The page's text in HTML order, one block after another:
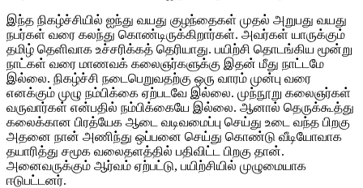
இந்த நிகழ்ச்சியில் ஐந்து வயது குழந்தைகள் முதல் அறுபது வயது
நபர்கள் வரை கலந்து கொண்டிருக்கிறார்கள். அவர்கள் யாருக்கும்
தமிழ் தெளிவாக உச்சரிக்கத் தெரியாது. பயிற்சி தொடங்கிய மூன்று
நாட்கள் வரை மாணவக் கலைஞர்களுக்கு இதன் மீது நாட்டமே
இல்லை. நிகழ்ச்சி நடைபெறுவதற்கு ஒரு வாரம் முன்பு வரை
எனக்கும் முழு நம்பிக்கை ஏற்படவே இல்லை. முந்நூறு கலைஞர்கள்
வருவார்கள் என்பதில் நம்பிக்கையே இல்லை. ஆனால் தெருக்கூத்து
கலைக்கான பிரத்யேக ஆடை வடிவமைப்பு செய்து உடை வந்த பிறகு
அதனை நான் அணிந்து ஒப்பனை செய்து கொண்டு வீடியோவாக
தயாரித்து சமூக வலைதளத்தில் பதிவிட்ட பிறகு தான்.
அனைவருக்கும் ஆர்வம் ஏற்பட்டு, பயிற்சியில் முழுமையாக
ஈடுபட்டனர்.